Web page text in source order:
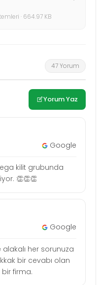
· 664.97 KB
47 Yorum
Yorum Yaz
Google
kilit grubunda
👏👏👏
Google
alakalı her sorunuza
bir cevabı olan
bir firma.